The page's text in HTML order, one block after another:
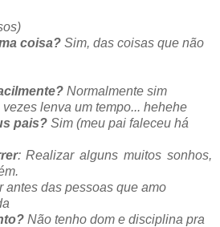
coisa? Sim, das coisas que não
Normalmente sim
vezes lenva um tempo... hehehe
pais? Sim (meu pai faleceu há
: Realizar alguns muitos sonhos,
antes das pessoas que amo
Não tenho dom e disciplina pra